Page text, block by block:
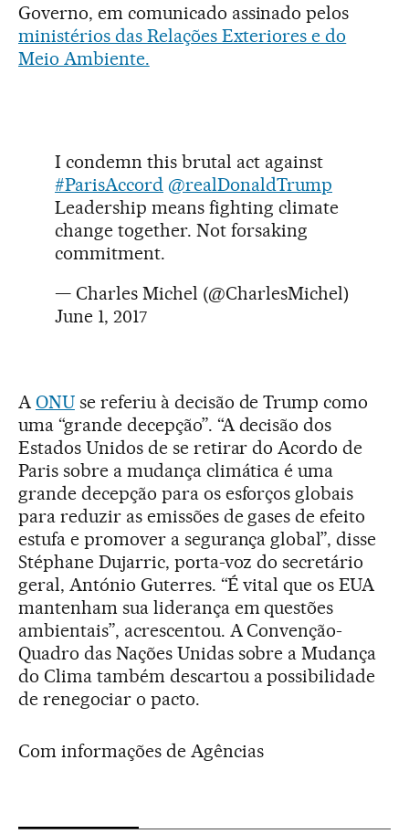
Governo, em comunicado assinado pelos
ministérios das Relações Exteriores e do
Meio Ambiente.
I condemn this brutal act against
#ParisAccord @realDonaldTrump
Leadership means fighting climate
change together. Not forsaking
commitment.
— Charles Michel (@CharlesMichel)
June 1, 2017
A ONUse referiu à decisão de Trump como
uma “grande decepção”. “A decisão dos
Estados Unidos de se retirar do Acordo de
Paris sobre a mudança climática é uma
grande decepção para os esforços globais
para reduzir as emissões de gases de efeito
estufa e promover a segurança global”, disse
Stéphane Dujarric, porta-voz do secretário
geral, António Guterres. “É vital que os EUA
mantenham sua liderança em questões
ambientais”, acrescentou. A Convenção-
Quadro das Nações Unidas sobre a Mudança
do Clima também descartou a possibilidade
de renegociar o pacto.
Com informações de Agências